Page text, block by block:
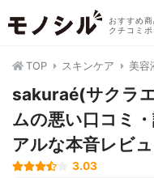
おすすめ
クチコミ
TOP スキンケア 美容
sakuraé(サクラ
ムの悪い口コミ
アルな本音レビ
3.03